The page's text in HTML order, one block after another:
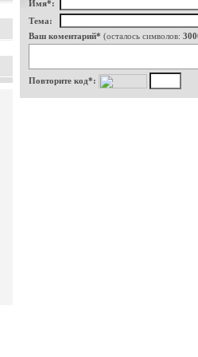
Имя*:
Тема:
Ваш коментарий* (осталось символов:
Повторите код*: